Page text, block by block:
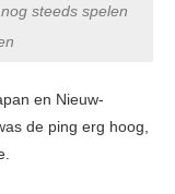
steeds spelen
en Nieuw-
de ping erg hoog,